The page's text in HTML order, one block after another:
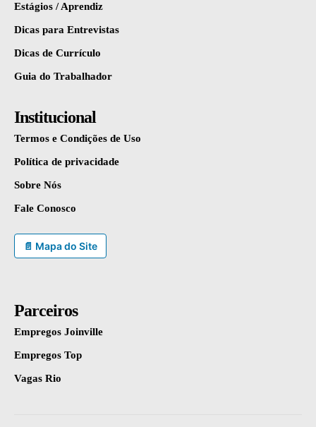
Estágios / Aprendiz
Dicas para Entrevistas
Dicas de Currículo
Guia do Trabalhador
Institucional
Termos e Condições de Uso
Política de privacidade
Sobre Nós
Fale Conosco
📄 Mapa do Site
Parceiros
Empregos Joinville
Empregos Top
Vagas Rio